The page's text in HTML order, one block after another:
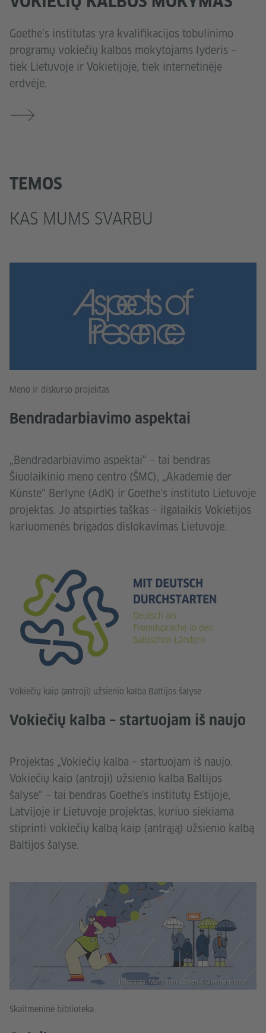
Goethe’s institutas yra kvalifikacijos tobulinimo
programų vokiečių kalbos mokytojams lyderis –
tiek Lietuvoje ir Vokietijoje, tiek internetinėje
erdvėje.
TEMOS
KAS MUMS SVARBU
Meno ir diskurso projektas
Bendradarbiavimo aspektai
„Bendradarbiavimo aspektai“ – tai bendras
Šiuolaikinio meno centro (ŠMC), „Akademie der
Künste“ Berlyne (AdK) ir Goethe’s instituto Lietuvoje
projektas. Jo atspirties taškas – ilgalaikis Vokietijos
kariuomenės brigados dislokavimas Lietuvoje.
Vokiečių kaip (antroji) užsienio kalba Baltijos šalyse
Vokiečių kalba – startuojam iš naujo
Projektas „Vokiečių kalba – startuojam iš naujo.
Vokiečių kaip (antroji) užsienio kalba Baltijos
šalyse“ – tai bendras Goethe's institutų Estijoje,
Latvijoje ir Lietuvoje projektas, kuriuo siekiama
stiprinti vokiečių kalbą kaip (antrąją) užsienio kalbą
Baltijos šalyse.
Skaitmeninė biblioteka
Iliustracija: Maria Tran Larsen © Goethe-Institut